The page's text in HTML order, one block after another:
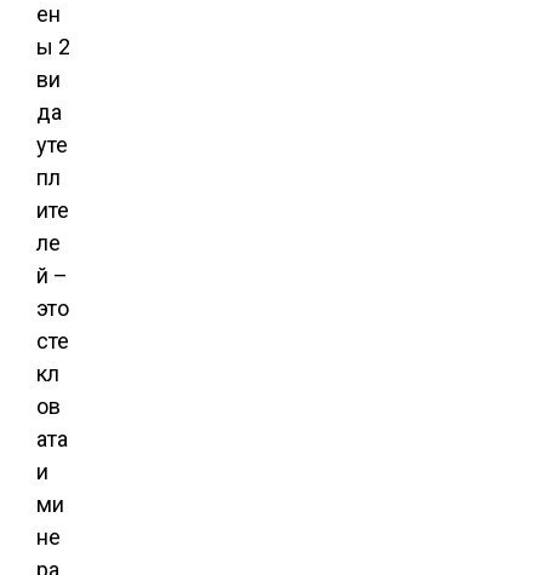
ен
ы 2
ви
да
уте
пл
ите
ле
й –
это
сте
кл
ов
ата
и
ми
не
ра